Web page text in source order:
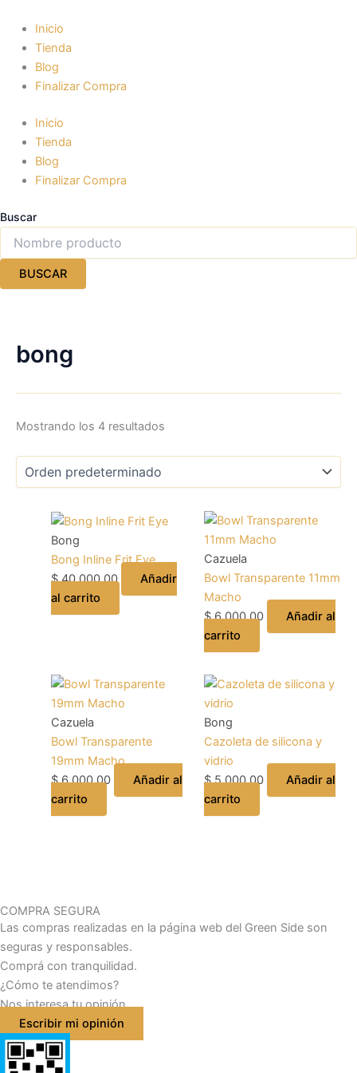
contenido
Inicio
Tienda
Blog
Finalizar Compra
Inicio
Tienda
Blog
Finalizar Compra
Buscar
BUSCAR
bong
Mostrando los 4 resultados
Bong
Bong Inline Frit Eye
$40.000,00
Añadir
al carrito
Cazuela
Bowl Transparente 11mm
Macho
$6.000,00
Añadir al
carrito
Cazuela
Bowl Transparente
19mm Macho
$6.000,00
Añadir al
carrito
Bong
Cazoleta de silicona y
vidrio
$5.000,00
Añadir al
carrito
COMPRA SEGURA
Las compras realizadas en la página web del Green Side son
seguras y responsables.
Comprá con tranquilidad.
¿Cómo te atendimos?
Nos interesa tu opinión
Escribir mi opinión